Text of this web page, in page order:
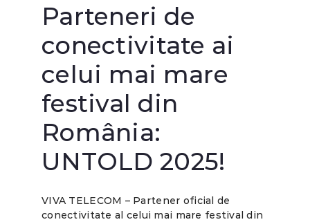
Parteneri de
conectivitate ai
celui mai mare
festival din
România:
UNTOLD 2025!
VIVA TELECOM – Partener oficial de
conectivitate al celui mai mare festival din